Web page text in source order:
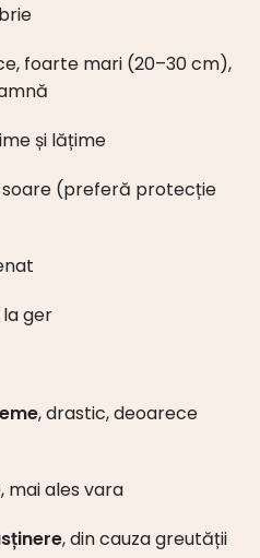
foarte mari (20–30 cm),
și lățime
(preferă protecție
ger
, drastic, deoarece
, mai ales vara
, din cauza greutății